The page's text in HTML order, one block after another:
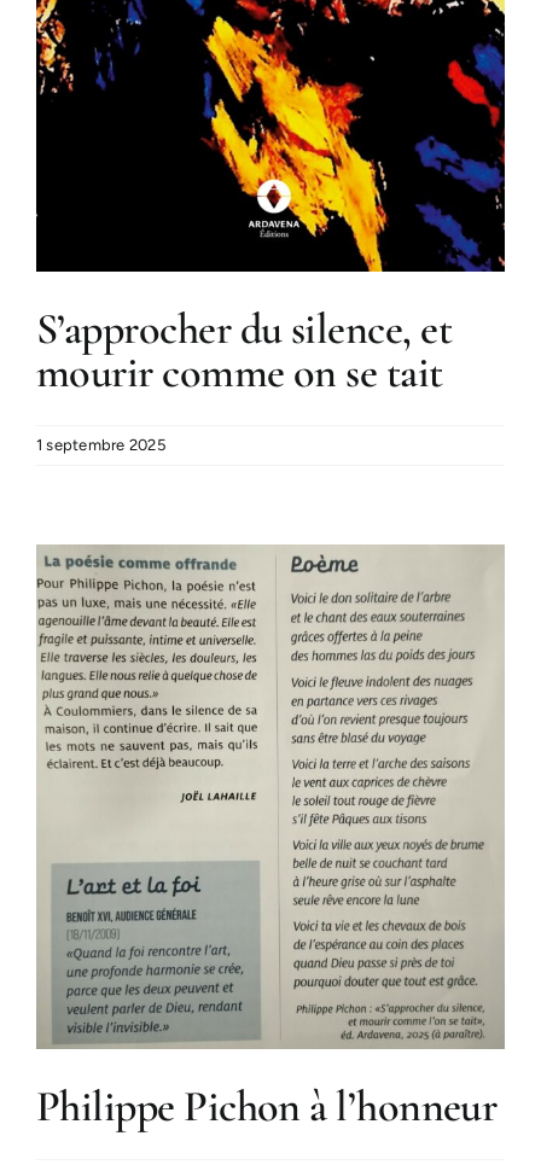
S’approcher du silence, et
mourir comme on se tait
1 septembre 2025
Philippe Pichon à l’honneur